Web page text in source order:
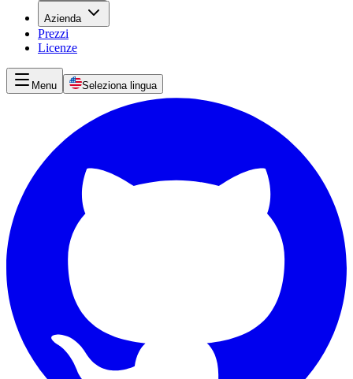
Azienda
Prezzi
Licenze
Menu Seleziona lingua